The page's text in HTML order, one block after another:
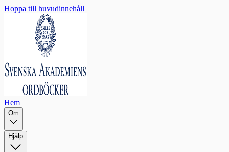
Hoppa till huvudinnehåll
Hem
Om
Hjälp